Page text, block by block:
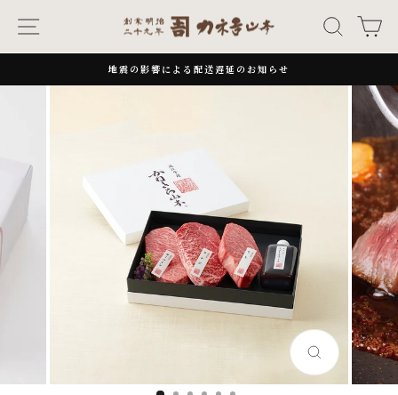
ナビゲーション キーワ
一
地震の影響による配送遅延のお知らせ
閉
じ